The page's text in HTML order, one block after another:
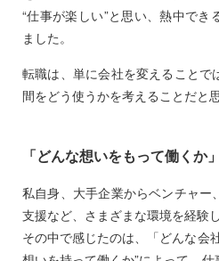
“仕事が楽しい”と思い、熱中でき
ました。
転職は、単に会社を変えることで
間をどう使うかを考えることだと
「どんな想いをもって働くか」
私自身、大手企業からベンチャー
支援など、さまざまな環境を経験
その中で感じたのは、「どんな会